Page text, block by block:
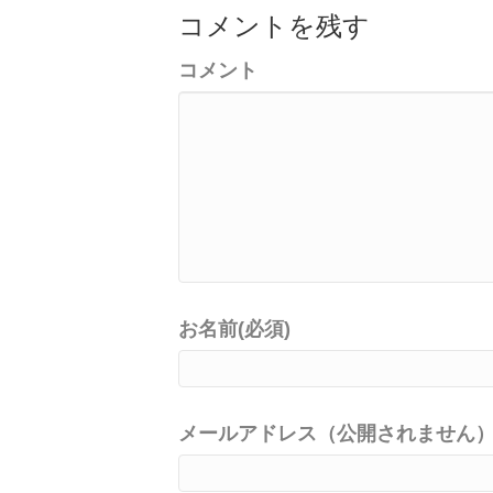
コメントを残す
コメント
お名前(必須)
メールアドレス（公開されません